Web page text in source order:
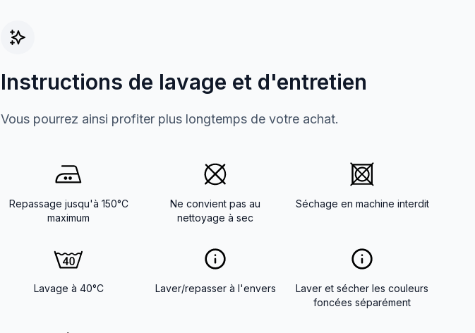
Instructions de lavage et d'entretien
Vous pourrez ainsi profiter plus longtemps de votre achat.
Repassage jusqu'à 150°C
maximum
Ne convient pas au
nettoyage à sec
Séchage en machine interdit
Lavage à 40°C Laver/repasser à l'envers
Laver et sécher les couleurs
foncées séparément